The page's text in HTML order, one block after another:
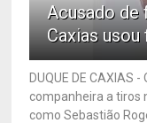
Acusado de
Caxias
DUQUE DE CAXIAS
companheira a tiros
como Sebastião